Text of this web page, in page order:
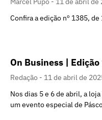
Confira a edição nº 1385,
On Business |
Redação
11 de abril de
Nos dias 5 e 6 de abril, a
um evento especial de